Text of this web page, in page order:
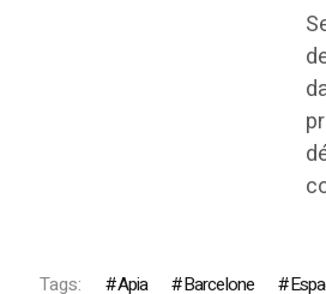
Tags: Apia Barcelone